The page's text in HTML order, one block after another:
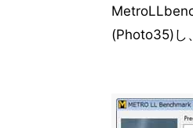
(Photo35)し